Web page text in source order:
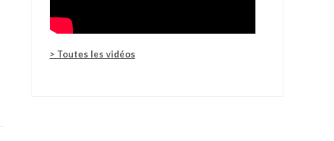
> Toutes les vidéos